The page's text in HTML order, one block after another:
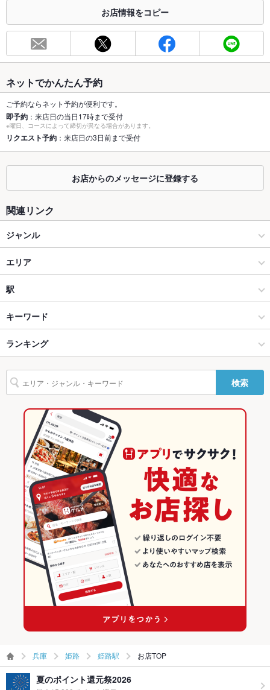
総席数 36席
最大宴会収
36人(テーブル席 最大18名OK)
個室 あり ：半個室 4名～12名OK
座敷 なし
掘りごたつ なし
カウンター なし
ソファー なし
テラス席
貸切
お問い合わせください。
設備
Wi-Fi
バリアフリ
ー
駐車場 なし ：近隣にコインパーキング多数
その他設備 ご不明な点はお気軽にお問合せ下さい。
あり
食べ放題 なし
カクテル充実、焼酎充実、日本酒充実
お子様連れ お子様連れ不可
ウェディン
グパーティ
ー二次会
－
お祝い・サ
可
ご不明な点はお気軽にお問い合わせください。
お店情報をコピー
ネットでかんたん予約
ご予約ならネット予約が便利です。
即予約 ：来店日の当日17時まで受付
※曜日、コースによって締切が異なる場合があります。
リクエスト予約 ：来店日の3日前まで受付
お店からのメッセージに登録する
関連リンク
ジャンル
居酒屋
和風
姫路 × 居酒屋
姫路 × 和風
姫路駅 × 居酒屋
姫路駅 × 和風
エリア
姫路駅
姫路駅 × 居酒屋
姫路駅 × 和風
兵庫
兵庫 × 居酒屋
兵庫 × 和風
駅
山陽姫路駅
東姫路駅
姫路駅
キーワード
卵焼き 手羽先
ランキング
兵庫のグルメランキング
兵庫の居酒屋ランキング
姫路のグルメランキング
姫路の居酒屋ランキング
姫路駅のグルメランキング
姫路駅の居酒屋ランキング
検索
兵庫 姫路 姫路駅 お店TOP
夏のポイント還元祭2026